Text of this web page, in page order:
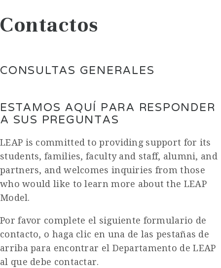
Contactos
CONSULTAS GENERALES
ESTAMOS AQUÍ PARA RESPONDER
A SUS PREGUNTAS
LEAP is committed to providing support for its
students, families, faculty and staff, alumni, and
partners, and welcomes inquiries from those
who would like to learn more about the LEAP
Model.
Por favor complete el siguiente formulario de
contacto, o haga clic en una de las pestañas de
arriba para encontrar el Departamento de LEAP
al que debe contactar.